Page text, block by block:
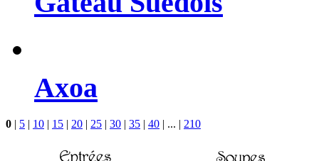
Axoa
0 | 5 | 10 | 15 | 20 | 25 | 30 | 35 | 40 | ... | 210